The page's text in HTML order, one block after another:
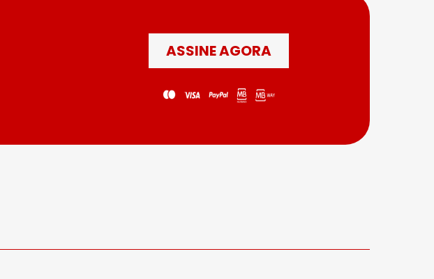
ASSINE AGORA